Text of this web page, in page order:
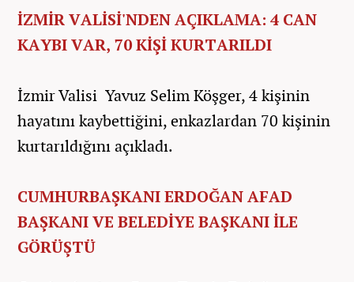
İZMİR VALİSİ'NDEN AÇIKLAMA: 4 CAN
KAYBI VAR, 70 KİŞİ KURTARILDI
İzmir Valisi Yavuz Selim Köşger, 4 kişinin
hayatını kaybettiğini, enkazlardan 70 kişinin
kurtarıldığını açıkladı.
CUMHURBAŞKANI ERDOĞAN AFAD
BAŞKANI VE BELEDİYE BAŞKANI İLE
GÖRÜŞTÜ